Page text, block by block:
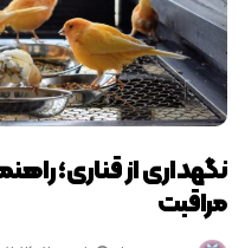
نگهداری از قناری؛
مراقبت